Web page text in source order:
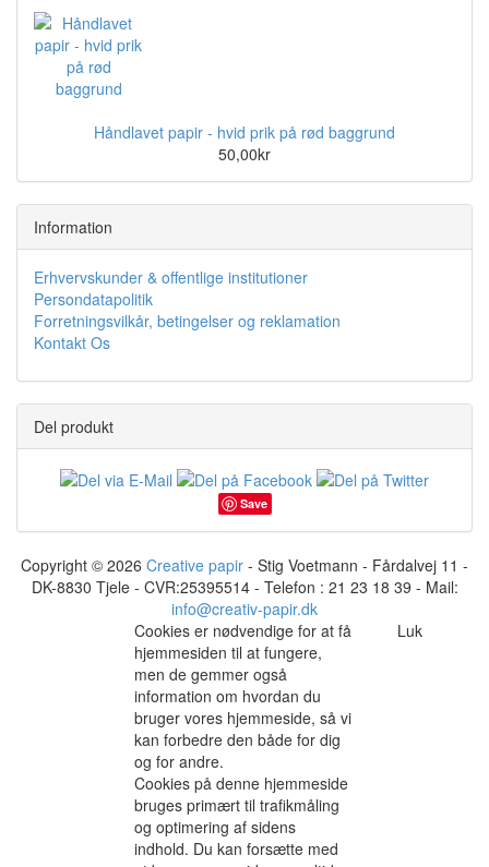
Håndlavet papir - hvid prik på rød baggrund
50,00kr
Information
Erhvervskunder & offentlige institutioner
Persondatapolitik
Forretningsvilkår, betingelser og reklamation
Kontakt Os
Del produkt
Save
Copyright © 2026 Creative papir - Stig Voetmann - Fårdalvej 11 -
DK-8830 Tjele - CVR:25395514 - Telefon : 21 23 18 39 - Mail:
info@creativ-papir.dk
Cookies er nødvendige for at få
hjemmesiden til at fungere,
men de gemmer også
information om hvordan du
bruger vores hjemmeside, så vi
kan forbedre den både for dig
og for andre.
Cookies på denne hjemmeside
bruges primært til trafikmåling
og optimering af sidens
indhold. Du kan forsætte med
Luk